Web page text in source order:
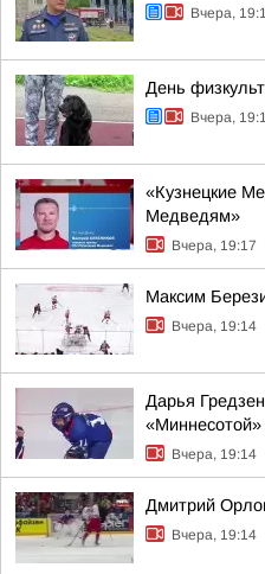
Вчера,
День
Вчера,
«Кузнецкие
Медведям»
Вчера, 19:17
Максим
Вчера, 19:14
Дарья
«Миннесотой»
Вчера, 19:14
Дмитрий
Вчера, 19:14